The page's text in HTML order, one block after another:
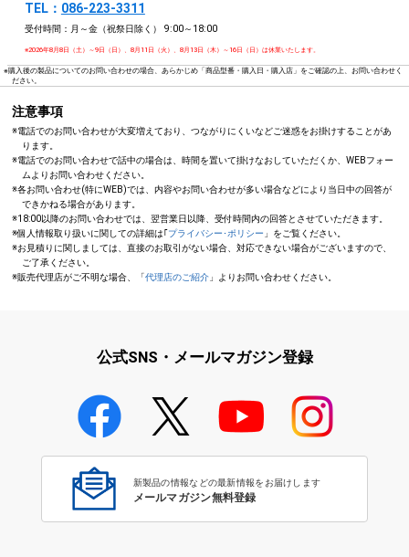
TEL： 086-223-3311
受付時間：月～金（祝祭日除く） 9:00～18:00
※2026年8月8日（土）～9日（日）、8月11日（火）、8月13日（木）～16日（日）は休業いたします。
※購入後の製品についてのお問い合わせの場合、あらかじめ「商品型番・購入日・購入店」をご確認の上、お問い合わせく
ださい。
注意事項
※電話でのお問い合わせが大変増えており、つながりにくいなどご迷惑をお掛けすることがあ
ります。
※電話でのお問い合わせで話中の場合は、時間を置いて掛けなおしていただくか、WEBフォー
ムよりお問い合わせください。
※各お問い合わせ(特にWEB)では、内容やお問い合わせが多い場合などにより当日中の回答が
できかねる場合があります。
※18:00以降のお問い合わせでは、翌営業日以降、受付時間内の回答とさせていただきます。
※個人情報取り扱いに関しての詳細は｢プライバシー･ポリシー 」をご覧ください。
※お見積りに関しましては、直接のお取引がない場合、対応できない場合がございますので、
ご了承ください。
※販売代理店がご不明な場合、「代理店のご紹介 」よりお問い合わせください。
公式SNS・メールマガジン登録
新製品の情報などの最新情報をお届けします
メールマガジン無料登録